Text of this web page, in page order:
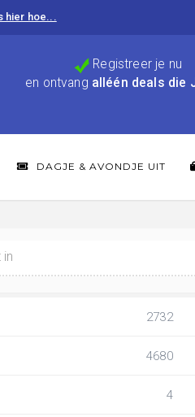
hier hoe...
Registreer je nu
en ontvang alléén deals die
DAGJE & AVONDJE UIT
2732
4680
4